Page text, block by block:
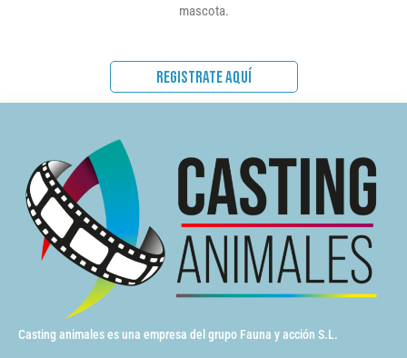
mascota.
REGISTRATE AQUÍ
Casting animales es una empresa del grupo Fauna y acción S.L.